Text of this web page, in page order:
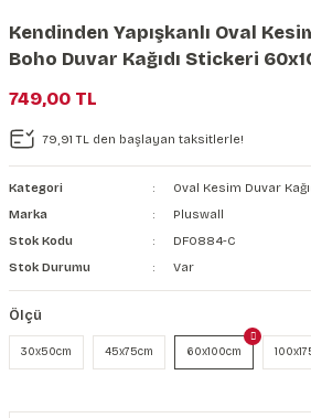
Taş Desenli Duvar Kağıdı
Duvar Kanvası
Kendinden Yapışkanlı Oval
Boho Duvar Kağıdı Stickeri
749,00 TL
79,91 TL den başlayan taksitlerle!
Kategori
Oval Kesim Duvar
Marka
Pluswall
Stok Kodu
DF0884-C
Stok Durumu
Var
Ölçü
30x50cm 45x75cm 60x100cm